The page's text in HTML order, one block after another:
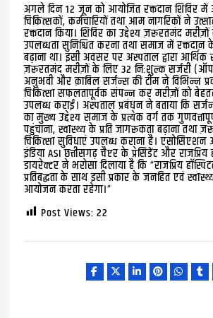
अगले दिन 12 जून को आयोजित रक्तदान शिविर
चिकित्सकों, कर्मचारियों तथा आम नागरिकों ने
रक्तदान किया। शिविर का उद्देश्य ज़रूरतमंद
उपलब्धता सुनिश्चित करना तथा समाज में रक्तदान
बढ़ाना था। इसी अवसर पर अस्पताल द्वारा
ज़रूरतमंद मरीज़ों के लिए 32 निःशुल्क सर्जरी
अनुभवी और क़ाबिल सर्जन्स की टीम ने विभिन्न
चिकित्सा सफलतापूर्वक संपन्न कर मरीज़ों को
उपलब्ध कराईं। अस्पताल प्रबंधन ने बताया कि
का मुख्य उद्देश्य समाज के प्रत्येक वर्ग तक
पहुंचाना, स्वास्थ्य के प्रति जागरूकता बढ़ाना तथा
चिकित्सा सुविधाएं उपलब्ध कराना है।
इंडिया ASI छत्तीसगढ़ चैप्टर के प्रेसिडेंट और
डायरेक्टर ने भरोसा दिलाया है कि “राजप्रिय
प्रतिबद्धता के साथ इसी प्रकार के जनहित एवं
आयोजन करता रहेगा।”
Post Views: 22